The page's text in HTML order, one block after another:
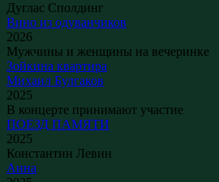
Дуглас Сполдинг
Вино из одуванчиков
2026
Мужчины и женщины на вечеринке
Зойкина квартира
Михаил Булгаков
2025
В концерте принимают участие
ПОЕЗД ПАМЯТИ
2025
Константин Левин
Анна